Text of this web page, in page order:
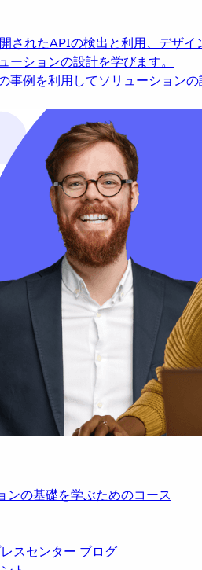
されたAPIの検出と利用、デザイ
ションの設計を学びます。
事例を利用してソリューションの
の基礎を学ぶためのコース
スセンター ブログ